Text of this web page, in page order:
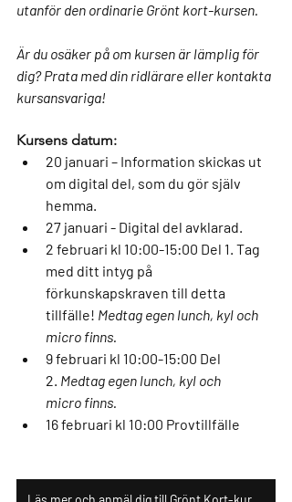
utanför den ordinarie Grönt kort-kursen.
Är du osäker på om kursen är lämplig för
dig? Prata med din ridlärare eller kontakta
kursansvariga!
Kursens datum:
20 januari – Information skickas ut
om digital del, som du gör själv
hemma.
27 januari - Digital del avklarad.
2 februari kl 10:00-15:00 Del 1. Tag
med ditt intyg på
förkunskapskraven till detta
tillfälle! Medtag egen lunch, kyl och
micro finns.
9 februari kl 10:00-15:00 Del
2. Medtag egen lunch, kyl och
micro finns.
16 februari kl 10:00 Provtillfälle